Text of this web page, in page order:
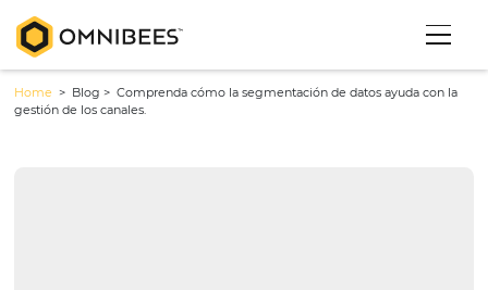
Home> Blog >Comprenda cómo la segmentación de datos